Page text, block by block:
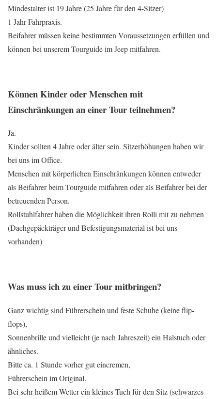
Mindestalter ist 19 Jahre (25 Jahre für den 4-Sitzer)
1 Jahr Fahrpraxis.
Beifahrer müssen keine bestimmten Voraussetzungen erfüllen und
können bei unserem Tourguide im Jeep mitfahren.
Können Kinder oder Menschen mit
Einschränkungen an einer Tour teilnehmen?
Ja.
Kinder sollten 4 Jahre oder älter sein. Sitzerhöhungen haben wir
bei uns im Office.
Menschen mit körperlichen Einschränkungen können entweder
als Beifahrer beim Tourguide mitfahren oder als Beifahrer bei der
betreuenden Person.
Rollstuhlfahrer haben die Möglichkeit ihren Rolli mit zu nehmen
(Dachgepäckträger und Befestigungsmaterial ist bei uns
vorhanden)
Was muss ich zu einer Tour mitbringen?
Ganz wichtig sind Führerschein und feste Schuhe (keine flip-
flops),
Sonnenbrille und vielleicht (je nach Jahreszeit) ein Halstuch oder
ähnliches.
Bitte ca. 1 Stunde vorher gut eincremen,
Führerschein im Original.
Bei sehr heißem Wetter ein kleines Tuch für den Sitz (schwarzes